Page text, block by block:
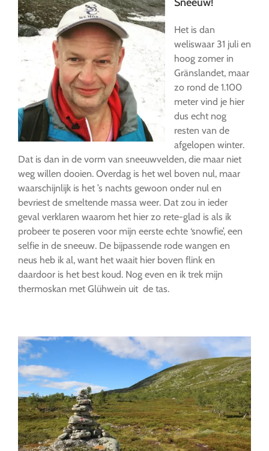
Het is dan
weliswaar 31 juli en
hoog zomer in
Gränslandet, maar
zo rond de 1.100
meter vind je hier
dus echt nog
resten van de
afgelopen winter.
Dat is dan in de vorm van sneeuwvelden, die maar niet
weg willen dooien. Overdag is het wel boven nul, maar
waarschijnlijk is het ’s nachts gewoon onder nul en
bevriest de smeltende massa weer. Dat zou in ieder
geval verklaren waarom het hier zo rete-glad is als ik
probeer te poseren voor mijn eerste echte ‘snowfie’, een
selfie in de sneeuw. De bijpassende rode wangen en
neus heb ik al, want het waait hier boven flink en
daardoor is het best koud. Nog even en ik trek mijn
thermoskan met Glühwein uit de tas.